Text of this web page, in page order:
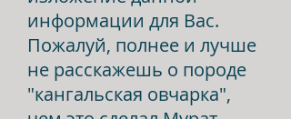
информации для Вас.
Пожалуй, полнее и лучше
не расскажешь о породе
"кангальская овчарка",